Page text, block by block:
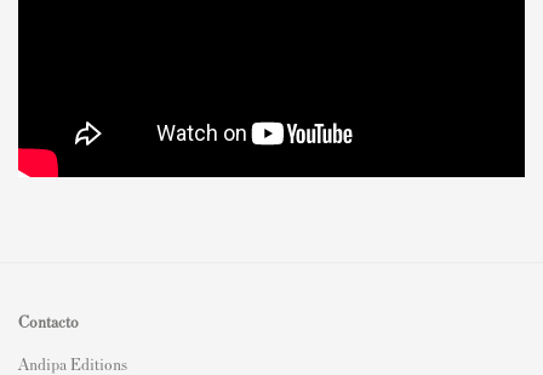
Contacto
Andipa Editions